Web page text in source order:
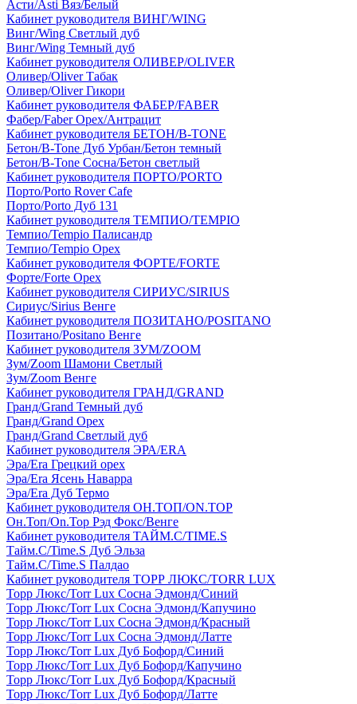
Асти/Asti Вяз/Белый
Кабинет руководителя ВИНГ/WING
Винг/Wing Светлый дуб
Винг/Wing Темный дуб
Кабинет руководителя ОЛИВЕР/OLIVER
Оливер/Oliver Табак
Оливер/Oliver Гикори
Кабинет руководителя ФАБЕР/FABER
Фабер/Faber Орех/Антрацит
Кабинет руководителя БЕТОН/B-TONE
Бетон/B-Tone Дуб Урбан/Бетон темный
Бетон/B-Tone Сосна/Бетон светлый
Кабинет руководителя ПОРТО/PORTO
Порто/Porto Rover Cafe
Порто/Porto Дуб 131
Кабинет руководителя ТЕМПИО/TEMPIO
Темпио/Tempio Палисандр
Темпио/Tempio Орех
Кабинет руководителя ФОРТЕ/FORTE
Форте/Forte Орех
Кабинет руководителя СИРИУС/SIRIUS
Сириус/Sirius Венге
Кабинет руководителя ПОЗИТАНО/POSITANO
Позитано/Positano Венге
Кабинет руководителя ЗУМ/ZOOM
Зум/Zoom Шамони Светлый
Зум/Zoom Венге
Кабинет руководителя ГРАНД/GRAND
Гранд/Grand Темный дуб
Гранд/Grand Орех
Гранд/Grand Светлый дуб
Кабинет руководителя ЭРА/ERA
Эра/Era Грецкий орех
Эра/Era Ясень Наварра
Эра/Era Дуб Термо
Кабинет руководителя ОН.ТОП/ON.TOP
Он.Топ/On.Top Рэд Фокс/Венге
Кабинет руководителя ТАЙМ.С/TIME.S
Тайм.С/Time.S Дуб Эльза
Тайм.С/Time.S Палдао
Кабинет руководителя ТОРР ЛЮКС/TORR LUX
Торр Люкс/Torr Lux Сосна Эдмонд/Синий
Торр Люкс/Torr Lux Сосна Эдмонд/Капучино
Торр Люкс/Torr Lux Сосна Эдмонд/Красный
Торр Люкс/Torr Lux Сосна Эдмонд/Латте
Торр Люкс/Torr Lux Дуб Бофорд/Синий
Торр Люкс/Torr Lux Дуб Бофорд/Капучино
Торр Люкс/Torr Lux Дуб Бофорд/Красный
Торр Люкс/Torr Lux Дуб Бофорд/Латте